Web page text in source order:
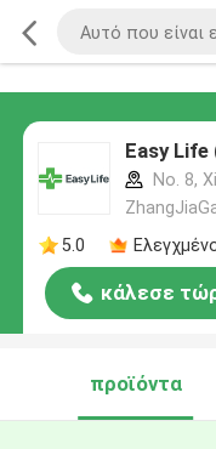
Easy Life
No. 8,
5.0
κάλεσε
προϊόντα